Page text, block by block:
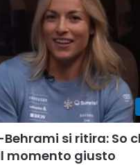
si ritira: So
momento giusto